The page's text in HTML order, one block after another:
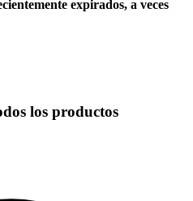
expirados, a veces
los productos